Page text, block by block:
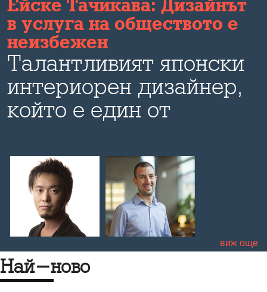
Ейске Тачикава: Дизайнът
в услуга на обществото е
неизбежен
Талантливият японски
интериорен дизайнер,
който е един от
тазгодишното издание
на One Design Week,
пред Bulevard.bg за
социалната роля на
дизайна
виж още
Най-ново